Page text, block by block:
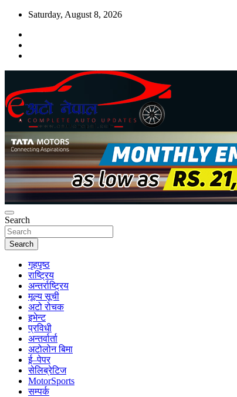
Skip
content
Saturday, August 8, 2026
Search
Search
गृहपृष्ठ
राष्ट्रिय
अन्तर्राष्ट्रिय
मूल्य सूची
अटो रोचक
इभेन्ट
प्रविधी
अन्तर्वार्ता
अटोलोन बिमा
ई–पेपर
सेलिब्रेटिज
MotorSports
सम्पर्क